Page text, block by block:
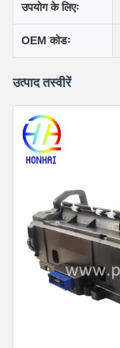
उपयोग के लिएः
OEM कोडः
उत्पाद तस्वीरें